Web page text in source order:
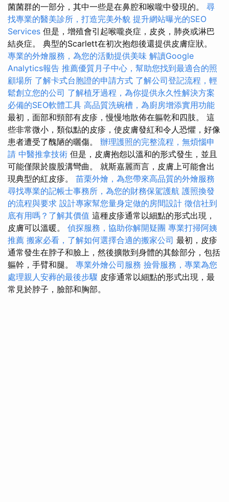
菌菌群的一部分，其中一些是在鼻腔和喉嚨中發現的。 尋
找專業的醫美診所，打造完美外貌 提升網站曝光的SEO
Services 但是，增殖會引起喉嚨炎症，皮炎，肺炎或淋巴
結炎症。 典型的Scarlett在初次抱怨後還提供皮膚症狀。
專業的外燴服務，為您的活動提供美味 解讀Google
Analytics報告 推薦優質月子中心，幫助您找到最適合的照
顧場所 了解卡式台胞證的申請方式 了解公司登記流程，輕
鬆創立您的公司 了解植牙過程，為你提供永久性解決方案
必備的SEO軟體工具 高品質洗碗槽，為廚房增添實用功能
最初，面部和頸部有皮疹，慢慢地散佈在軀乾和四肢。 這
些非常微小，類似點的皮疹，使皮膚發紅和令人恐懼，好像
患者遭受了醜陋的曬傷。 辦理護照的完整流程，無煩惱申
請 中醫推拿技術 但是，皮膚抱怨以溫和的形式發生，並且
可能僅限於腹股溝彎曲。 就斯嘉麗而言，皮膚上可能會出
現典型的紅皮疹。 苗栗外燴，為您帶來高品質的外燴服務
尋找專業的記帳士事務所，為您的財務保駕護航 護照換發
的流程與要求 設計專家幫您量身定做的房間設計 徵信社到
底有用嗎？了解其價值 這種皮疹通常以細點的形式出現，
皮膚可以溫暖。 偵探服務，協助你解開疑團 專業打掃阿姨
推薦 搬家必看，了解如何選擇合適的搬家公司 最初，皮疹
通常發生在脖子和臉上，然後擴散到身體的其餘部分，包括
軀幹，手臂和腿。 專業外燴公司服務 撿骨服務，專業為您
處理親人安葬的最後步驟 皮疹通常以細點的形式出現，最
常見於脖子，臉部和胸部。